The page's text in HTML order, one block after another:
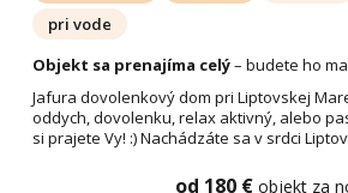
pri vode
Objekt sa prenajíma celý– budete ho
Jafura dovolenkový dom pri Liptovskej
oddych, dovolenku, relax aktivný, alebo
si prajete Vy! :) Nachádzáte sa v srdci
od 180 € objekt za